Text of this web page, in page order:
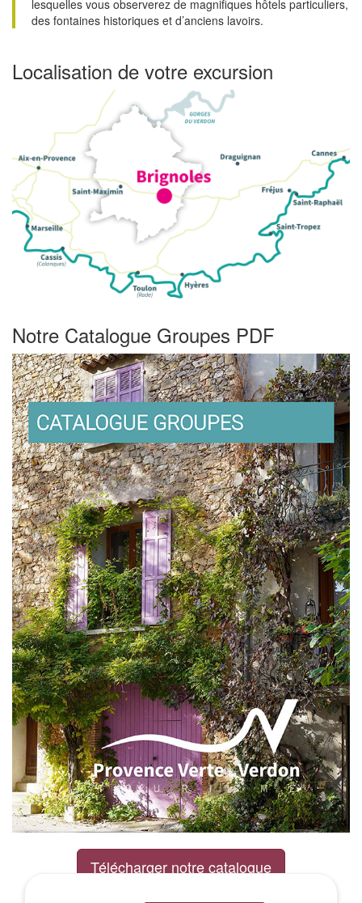
lesquelles vous observerez de magnifiques hôtels particuliers,
des fontaines historiques et d’anciens lavoirs.
Localisation de votre excursion
Notre Catalogue Groupes PDF
Télécharger notre catalogue